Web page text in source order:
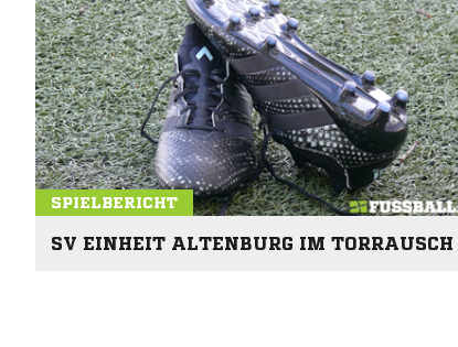
SPIELBERICHT
SV EINHEIT ALTENBURG IM TORRAUSCH